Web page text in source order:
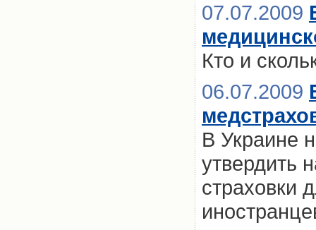
07.07.2009
Кто и
06.07.2009
В Украине
утвердить
страховки